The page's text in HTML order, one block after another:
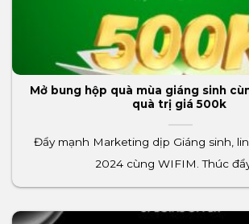
Mở bung hộp quà mùa giáng sinh
quà trị giá 500k
Đẩy mạnh Marketing dịp Giáng sinh,
2024 cùng WIFIM. Thúc